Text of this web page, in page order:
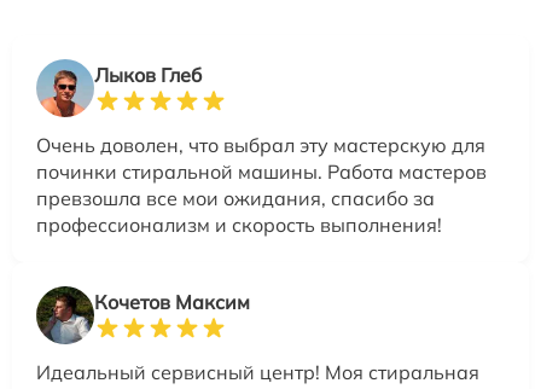
Лыков Глеб
Очень доволен, что выбрал эту мастерскую для
починки стиральной машины. Работа мастеров
превзошла все мои ожидания, спасибо за
профессионализм и скорость выполнения!
Кочетов Максим
Идеальный сервисный центр! Моя стиральная